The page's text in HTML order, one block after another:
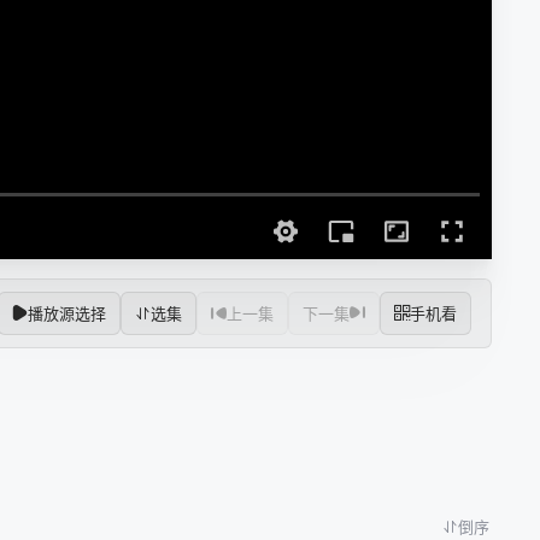
播放源选择 选集 上一集 下一集 手机看
倒序